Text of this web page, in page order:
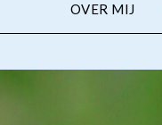
OVER MIJ